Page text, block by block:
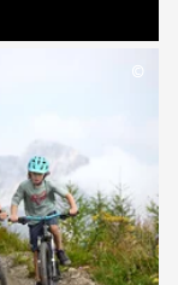
©